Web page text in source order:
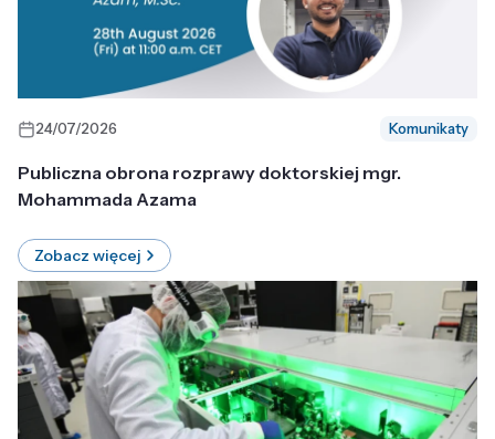
24/07/2026 Komunikaty
Publiczna obrona rozprawy doktorskiej mgr.
Mohammada Azama
Zobacz więcej